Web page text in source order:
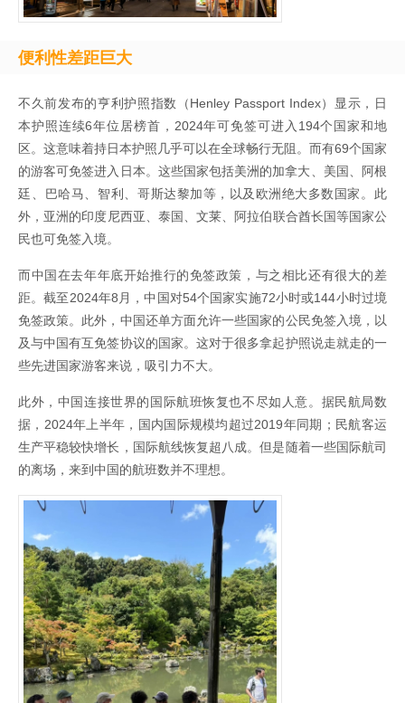
便利性差距巨大
不久前发布的亨利护照指数（Henley Passport Index）显示，日
本护照连续6年位居榜首，2024年可免签可进入194个国家和地
区。这意味着持日本护照几乎可以在全球畅行无阻。而有69个国家
的游客可免签进入日本。‌这些国家包括美洲的加拿大、‌美国、‌阿根
廷、‌巴哈马、‌智利、‌哥斯达黎加等，以及欧洲绝大多数国家。‌此
外，‌亚洲的印度尼西亚、‌泰国、‌文莱、‌阿拉伯联合酋长国等国家公
民也可免签入境。
而中国在去年年底开始推行的免签政策，与之相比还有很大的差
距。截至2024年8月，中国对54个国家实施72小时或144小时过境
免签政策。此外，中国还单方面允许一些国家的公民免签入境，以
及与中国有互免签协议的国家。这对于很多拿起护照说走就走的一
些先进国家游客来说，吸引力不大。
此外，中国连接世界的国际航班恢复也不尽如人意。据民航局数
据，2024年上半年，国内国际规模均超过2019年同期；民航客运
生产平稳较快增长，国际航线恢复超八成。但是随着一些国际航司
的离场，来到中国的航班数并不理想。